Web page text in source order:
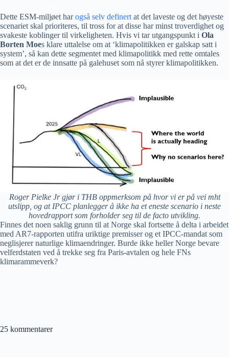
Dette ESM-miljøet harogså selv definert at det laveste og det høyeste
scenariet skal prioriteres, til tross for at disse har minst troverdighet og
svakeste koblinger til virkeligheten. Hvis vi tar utgangspunkt i Ola
Borten Moes klare uttalelse om at ‘klimapolitikken er galskap satt i
system’, så kan dette segmentet med klimapolitikk med rette omtales
som at det er de innsatte på galehuset som nå styrer klimapolitikken.
Roger Pielke Jr gjør i THB oppmerksom på hvor vi er på vei mht
utslipp, og at IPCC planlegger å ikke ha et eneste scenario i neste
hovedrapport som forholder seg til de facto utvikling.
Finnes det noen saklig grunn til at Norge skal fortsette å delta i arbeidet
med AR7-rapporten utifra uriktige premisser og et IPCC-mandat som
neglisjerer naturlige klimaendringer. Burde ikke heller Norge bevare
velferdstaten ved å trekke seg fra Paris-avtalen og hele FNs
klimarammeverk?
25 kommentarer